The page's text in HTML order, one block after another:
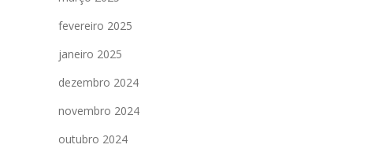
fevereiro 2025
janeiro 2025
dezembro 2024
novembro 2024
outubro 2024